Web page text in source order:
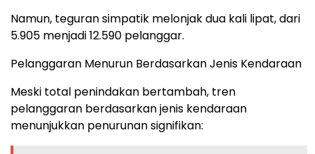
Namun, teguran simpatik melonjak dua kali lipat, dari
5.905 menjadi 12.590 pelanggar.
Pelanggaran Menurun Berdasarkan Jenis Kendaraan
Meski total penindakan bertambah, tren
pelanggaran berdasarkan jenis kendaraan
menunjukkan penurunan signifikan: